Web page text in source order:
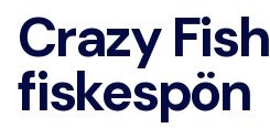
Crazy Fish
fiskespön